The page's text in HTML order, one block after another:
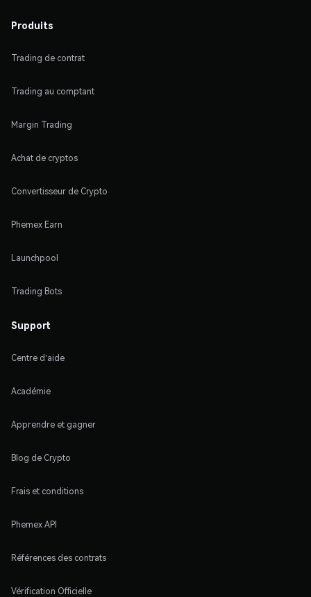
Produits
Trading de contrat
Trading au comptant
Margin Trading
Achat de cryptos
Convertisseur de Crypto
Phemex Earn
Launchpool
Trading Bots
Support
Centre d'aide
Académie
Apprendre et gagner
Blog de Crypto
Frais et conditions
Phemex API
Références des contrats
Vérification Officielle